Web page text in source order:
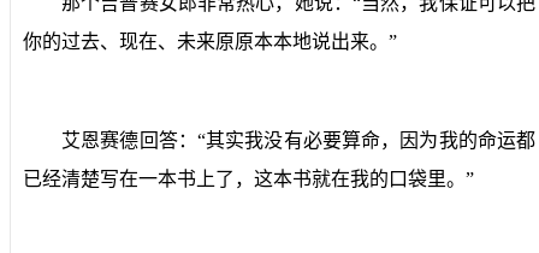
你的过去、现在、未来原原本本地说出来。”
艾恩赛德回答：“其实我没有必要算命，因为我的命运都
已经清楚写在一本书上了，这本书就在我的口袋里。”